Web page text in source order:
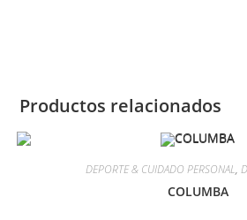
Productos relacionados
DEPORTE & CUIDADO PERSONAL,
COLUMBA